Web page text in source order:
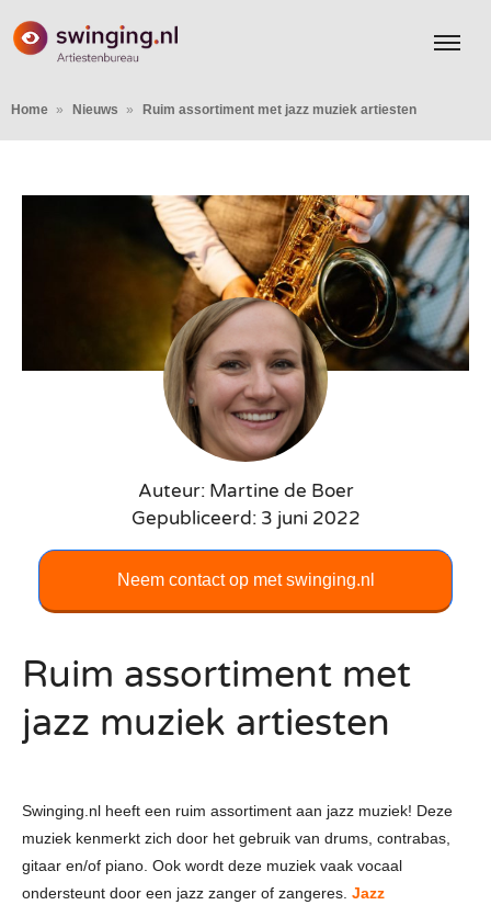
Home Nieuws Ruim assortiment met jazz muziek artiesten
Auteur: Martine de Boer
Gepubliceerd: 3 juni 2022
Neem contact op met swinging.nl
Ruim assortiment met
jazz muziek artiesten
Swinging.nl heeft een ruim assortiment aan jazz muziek! Deze
muziek kenmerkt zich door het gebruik van drums, contrabas,
gitaar en/of piano. Ook wordt deze muziek vaak vocaal
ondersteunt door een jazz zanger of zangeres. Jazz